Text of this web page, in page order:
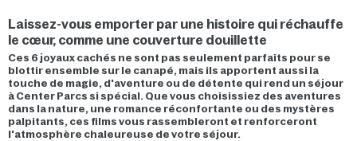
Laissez-vous emporter par une histoire qui réchauffe
le cœur, comme une couverture douillette
Ces 6 joyaux cachés ne sont pas seulement parfaits pour se
blottir ensemble sur le canapé, mais ils apportent aussi la
touche de magie, d'aventure ou de détente qui rend un séjour
à Center Parcs si spécial. Que vous choisissiez des aventures
dans la nature, une romance réconfortante ou des mystères
palpitants, ces films vous rassembleront et renforceront
l'atmosphère chaleureuse de votre séjour.